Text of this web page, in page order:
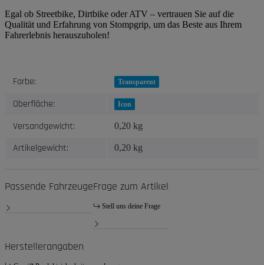
Egal ob Streetbike, Dirtbike oder ATV – vertrauen Sie auf die
Qualität und Erfahrung von Stompgrip, um das Beste aus Ihrem
Fahrerlebnis herauszuholen!
Produkteigenschaft
Wert
Farbe: Transparent
Oberfläche: Icon
Versandgewicht: 0,20 kg
Artikelgewicht: 0,20 kg
Passende FahrzeugeFrage zum Artikel
Stell uns deine Frage
Herstellerangaben